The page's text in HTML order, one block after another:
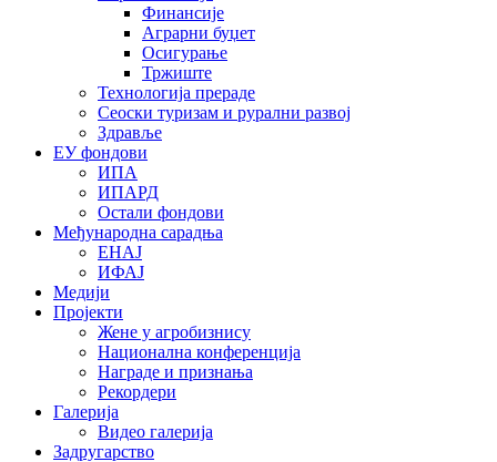
Финансије
Аграрни буџет
Осигурање
Тржиште
Технологија прераде
Сеоски туризам и рурални развој
Здравље
ЕУ фондови
ИПА
ИПАРД
Остали фондови
Међународна сарадња
ЕНАЈ
ИФАЈ
Медији
Пројекти
Жене у агробизнису
Национална конференција
Награде и признања
Рекордери
Галерија
Видео галерија
Задругарство